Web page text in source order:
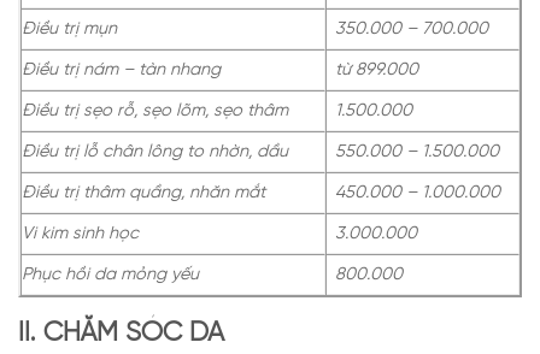
Điều trị mụn 350.000 – 700.000
Điều trị nám – tàn nhang từ 899.000
Điều trị sẹo rỗ, sẹo lõm, sẹo thâm 1.500.000
Điều trị lỗ chân lông to nhờn, dầu 550.000 – 1.500.000
Điều trị thâm quầng, nhăn mắt 450.000 – 1.000.000
Vi kim sinh học 3.000.000
Phục hồi da mỏng yếu 800.000
II. CHĂM SÓC DA